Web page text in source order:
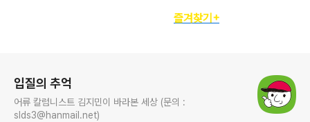
즐겨찾기+
입질의 추억
어류 칼럼니스트 김지민이 바라본 세상 (문의 :
slds3@hanmail.net)